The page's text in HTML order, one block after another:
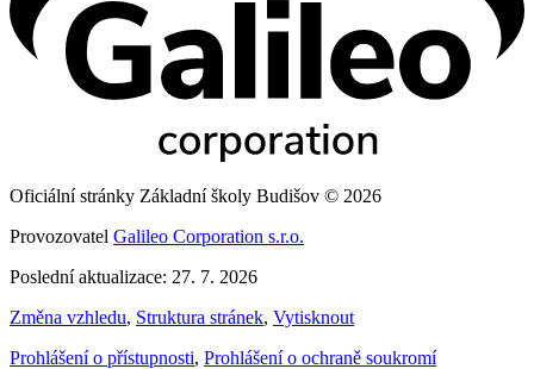
Oficiální stránky Základní školy Budišov © 2026
Provozovatel Galileo Corporation s.r.o.
Poslední aktualizace: 27. 7. 2026
Změna vzhledu, Struktura stránek, Vytisknout
Prohlášení o přístupnosti, Prohlášení o ochraně soukromí